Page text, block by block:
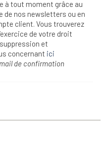
à tout moment grâce au
de nos newsletters ou en
client. Vous trouverez
de votre droit
et
concernant ici
de confirmation